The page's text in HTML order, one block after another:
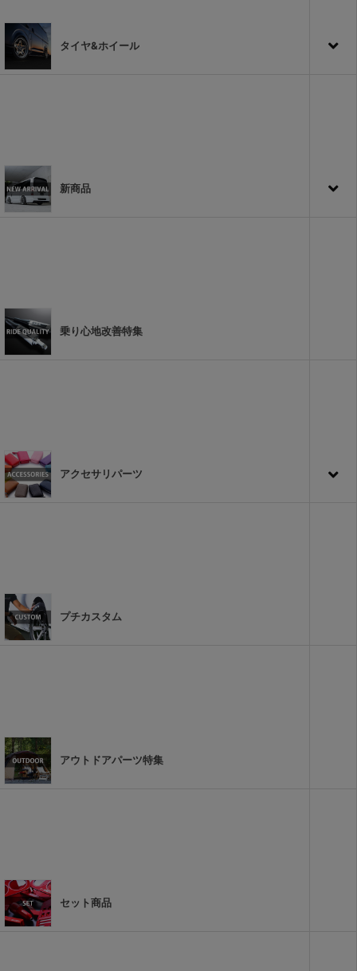
タイヤ&ホイール
新商品
乗り心地改善特集
アクセサリパーツ
プチカスタム
アウトドアパーツ特集
セット商品